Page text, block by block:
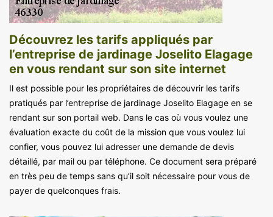
Découvrez les tarifs appliqués par
l’entreprise de jardinage Joselito Elagage
en vous rendant sur son site internet
Il est possible pour les propriétaires de découvrir les tarifs
pratiqués par l’entreprise de jardinage Joselito Elagage en se
rendant sur son portail web. Dans le cas où vous voulez une
évaluation exacte du coût de la mission que vous voulez lui
confier, vous pouvez lui adresser une demande de devis
détaillé, par mail ou par téléphone. Ce document sera préparé
en très peu de temps sans qu’il soit nécessaire pour vous de
payer de quelconques frais.